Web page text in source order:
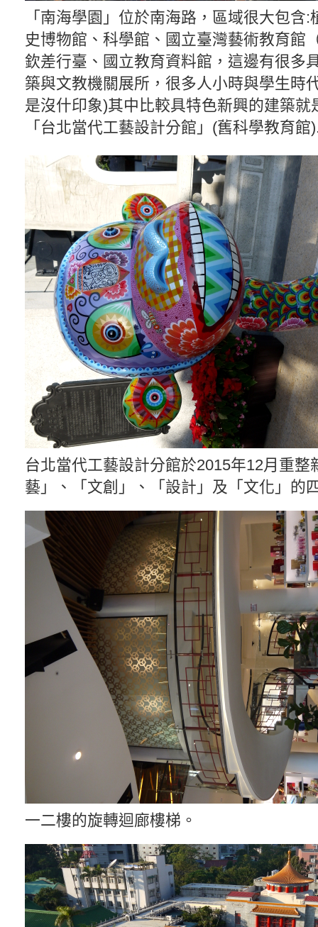
「南海學園」位於南海路，區域很大包含
史博物館、科學館、國立臺灣藝術教育館
欽差行臺、國立教育資料館，這邊有很多
築與文教機關展所，很多人小時與學生時
是沒什印象)其中比較具特色新興的建築就
「台北當代工藝設計分館」(舊科學教育館
台北當代工藝設計分館於2015年12月重整
藝」、「文創」、「設計」及「文化」的
一二樓的旋轉迴廊樓梯。